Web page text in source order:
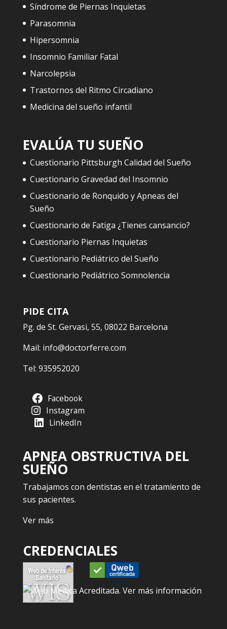
Síndrome de Piernas Inquietas
Parasomnia
Hipersomnia
Insomnio Familiar Fatal
Narcolepsia
Trastornos del Ritmo Circadiano
Medicina del sueño infantil
EVALÚA TU SUEÑO
Cuestionario Pittsburgh Calidad del Sueño
Cuestionario Gravedad del Insomnio
Cuestionario de Ronquido y Apneas del
Sueño
Cuestionario de Fatiga ¿Tienes cansancio?
Cuestionario Piernas Inquietas
Cuestionario Pediátrico del Sueño
Cuestionario Pediátrico Somnolencia
PIDE CITA
Pg. de St. Gervasi, 55, 08022 Barcelona
Mail: info@doctorferre.com
Tel: 935952020
Facebook
Instagram
LinkedIn
APNEA OBSTRUCTIVA DEL
SUEÑO
Trabajamos con dentistas en el tratamiento de
sus pacientes.
Ver más
CREDENCIALES